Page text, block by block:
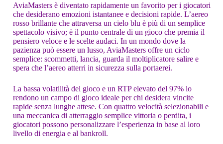
AviaMasters è diventato rapidamente un favorito per i giocatori
che desiderano emozioni istantanee e decisioni rapide. L’aereo
rosso brillante che attraversa un cielo blu è più di un semplice
spettacolo visivo; è il punto centrale di un gioco che premia il
pensiero veloce e le scelte audaci. In un mondo dove la
pazienza può essere un lusso, AviaMasters offre un ciclo
semplice: scommetti, lancia, guarda il moltiplicatore salire e
spera che l’aereo atterri in sicurezza sulla portaerei.
La bassa volatilità del gioco e un RTP elevato del 97% lo
rendono un campo di gioco ideale per chi desidera vincite
rapide senza lunghe attese. Con quattro velocità selezionabili e
una meccanica di atterraggio semplice vittoria o perdita, i
giocatori possono personalizzare l’esperienza in base al loro
livello di energia e al bankroll.